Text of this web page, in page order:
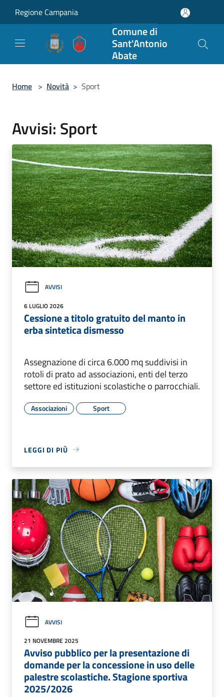
Regione Campania
Comune di
Sant'Antonio
Abate
Home > Novità > Sport
Avvisi: Sport
AVVISI
6 LUGLIO 2026
Cessione a titolo gratuito del manto in
erba sintetica dismesso
Assegnazione di circa 6.000 mq suddivisi in
rotoli di prato ad associazioni, enti del terzo
settore ed istituzioni scolastiche o parrocchiali.
Associazioni Sport
LEGGI DI PIÙ
AVVISI
21 NOVEMBRE 2025
Avviso pubblico per la presentazione di
domande per la concessione in uso delle
palestre scolastiche. Stagione sportiva
2025/2026